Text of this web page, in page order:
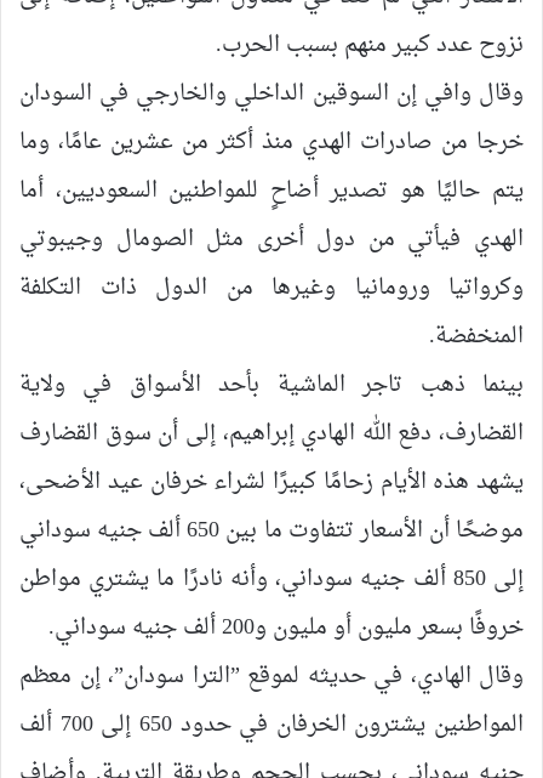
نزوح عدد كبير منهم بسبب الحرب.
وقال وافي إن السوقين الداخلي والخارجي في السودان
خرجا من صادرات الهدي منذ أكثر من عشرين عامًا، وما
يتم حاليًا هو تصدير أضاحٍ للمواطنين السعوديين، أما
الهدي فيأتي من دول أخرى مثل الصومال وجيبوتي
وكرواتيا ورومانيا وغيرها من الدول ذات التكلفة
المنخفضة.
بينما ذهب تاجر الماشية بأحد الأسواق في ولاية
القضارف، دفع الله الهادي إبراهيم، إلى أن سوق القضارف
يشهد هذه الأيام زحامًا كبيرًا لشراء خرفان عيد الأضحى،
موضحًا أن الأسعار تتفاوت ما بين 650 ألف جنيه سوداني
إلى 850 ألف جنيه سوداني، وأنه نادرًا ما يشتري مواطن
خروفًا بسعر مليون أو مليون و200 ألف جنيه سوداني.
وقال الهادي، في حديثه لموقع ”الترا سودان”، إن معظم
المواطنين يشترون الخرفان في حدود 650 إلى 700 ألف